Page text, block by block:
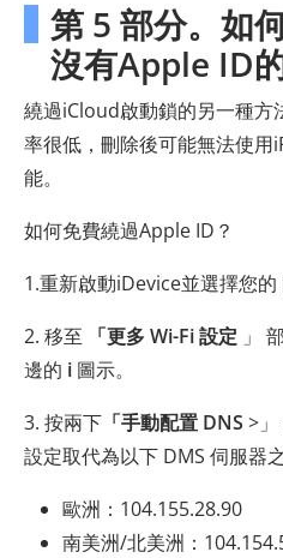
第 5 部分。如
沒有Apple ID
繞過iCloud啟動鎖的另一種方
率很低，刪除後可能無法使
能。
如何免費繞過Apple ID？
1.重新啟動iDevice並選擇您的
2. 移至
「更多 Wi-Fi 設定 」
邊的 i 圖示。
3. 按兩下 「手動配置 DNS >」
設定取代為以下 DMS 伺服器之
歐洲：104.155.28.90
南美洲/北美洲：